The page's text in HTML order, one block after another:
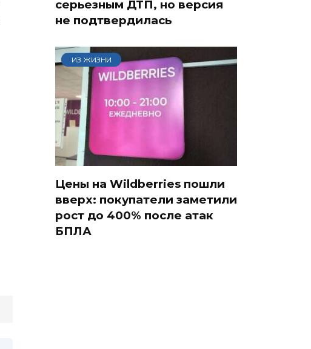
серьезным ДТП, но версия
не подтвердилась
ИЗ ЖИЗНИ
Цены на Wildberries пошли
вверх: покупатели заметили
рост до 400% после атак
БПЛА